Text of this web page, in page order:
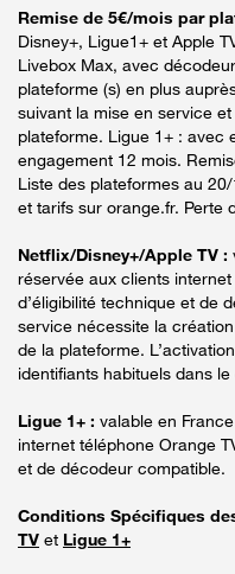
Remise de 5€/mois par
Disney+, Ligue1+ et Apple
Livebox Max, avec
plateforme (s) en plus
suivant la mise en service
plateforme. Ligue 1+ : avec
engagement 12 mois.
Liste des plateformes au
et tarifs sur orange.fr. Perte
Netflix/Disney+/Apple TV :
réservée aux clients
d’éligibilité technique et de
service nécessite la
de la plateforme.
identifiants habituels dans
Ligue 1+ : valable en
internet téléphone Orange
et de décodeur compatible.
Conditions Spécifiques
TV et Ligue 1+